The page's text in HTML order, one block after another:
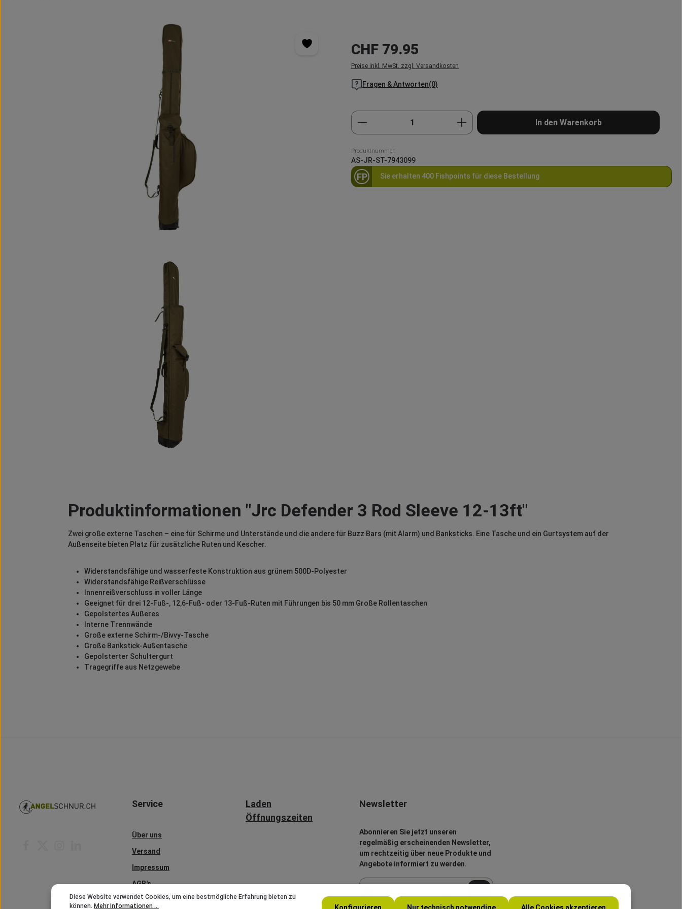
Regulärer Preis:
CHF 79.95
Preise inkl. MwSt. zzgl. Versandkosten
Fragen & Antworten(0)
Produkt Anzahl: Gib den gewünschten Wert ein oder
In den Warenkorb
Produktnummer:
AS-JR-ST-7943099
FP Sie erhalten 400 Fishpoints für diese Bestellung
Produktinformationen "Jrc Defender 3 Rod Sleeve 12-13ft"
Zwei große externe Taschen – eine für Schirme und Unterstände und die andere für Buzz Bars (mit Alarm) und Banksticks. Eine Tasche und ein Gurtsystem auf der
Außenseite bieten Platz für zusätzliche Ruten und Kescher.
Widerstandsfähige und wasserfeste Konstruktion aus grünem 500D-Polyester
Widerstandsfähige Reißverschlüsse
Innenreißverschluss in voller Länge
Geeignet für drei 12-Fuß-, 12,6-Fuß- oder 13-Fuß-Ruten mit Führungen bis 50 mm Große Rollentaschen
Gepolstertes Äußeres
Interne Trennwände
Große externe Schirm-/Bivvy-Tasche
Große Bankstick-Außentasche
Gepolsterter Schultergurt
Tragegriffe aus Netzgewebe
Service
Über uns
Versand
Impressum
AGB's
Kontakt
Laden
Öffnungszeiten
Newsletter
Abonnieren Sie jetzt unseren
regelmäßig erscheinenden Newsletter,
um rechtzeitig über neue Produkte und
Angebote informiert zu werden.
E-Mail-Adresse*
Diese Website verwendet Cookies, um eine bestmögliche Erfahrung bieten zu
können. Mehr Informationen ...